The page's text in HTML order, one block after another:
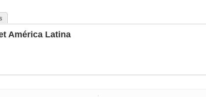
América Latina